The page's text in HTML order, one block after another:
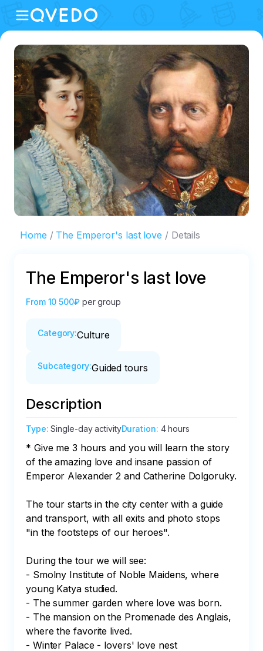
Home The Emperor's last love Details
The Emperor's last love
From 10 500₽ per group
Category:Culture
Subcategory:Guided tours
Description
Type:Single-day activityDuration: 4 hours
* Give me 3 hours and you will learn the story
of the amazing love and insane passion of
Emperor Alexander 2 and Catherine Dolgoruky.
The tour starts in the city center with a guide
and transport, with all exits and photo stops
"in the footsteps of our heroes".
During the tour we will see:
- Smolny Institute of Noble Maidens, where
young Katya studied.
- The summer garden where love was born.
- The mansion on the Promenade des Anglais,
where the favorite lived.
- Winter Palace - lovers' love nest